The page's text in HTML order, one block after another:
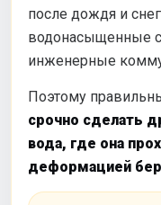
после дождя и
водонасыщенные
инженерные
Поэтому
срочно сделать
вода, где она
деформацией